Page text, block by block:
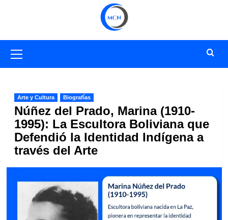
primario
Arte y Cultura Biografías
Núñez del Prado, Marina (1910-
1995): La Escultora Boliviana que
Defendió la Identidad Indígena a
través del Arte